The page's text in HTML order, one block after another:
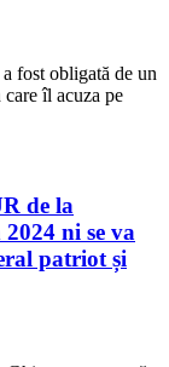
fost obligată de un
care îl acuza pe
de la
ni se va
patriot și